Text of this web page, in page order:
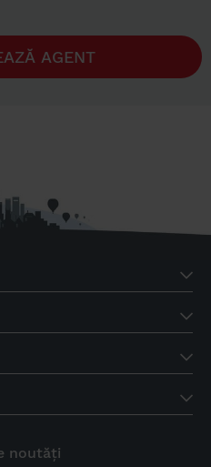
AGENT
noutăți